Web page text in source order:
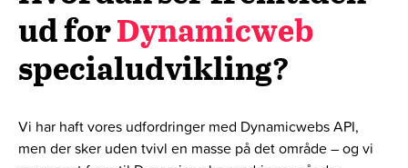
ud forDynamicweb
specialudvikling?
Vi har haft vores udfordringer med Dynamicwebs API,
men der sker uden tvivl en masse på det område – og vi